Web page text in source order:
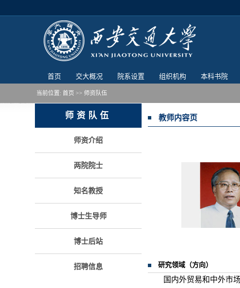
首页 交大概况 院系设置 组织机构 本科书院
当前位置: 首页 >> 师资队伍
师资队伍
师资介绍
两院院士
知名教授
博士生导师
博士后站
招聘信息
教师内容页
研究领域（方向）
国内外贸易和中外市